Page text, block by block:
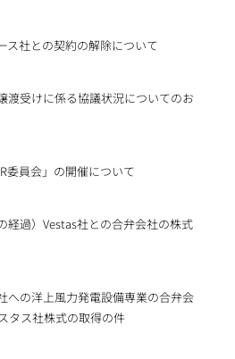
ス社との契約の解除について
渡受けに係る協議状況についてのお
委員会」の開催について
経過）Vestas社との合弁会社の株式
への洋上風力発電設備専業の合弁会
タス社株式の取得の件